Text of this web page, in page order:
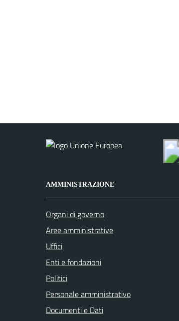
AMMINISTRAZIONE
Organi di governo
Aree amministrative
Uffici
Enti e fondazioni
Politici
Personale amministrativo
Documenti e Dati